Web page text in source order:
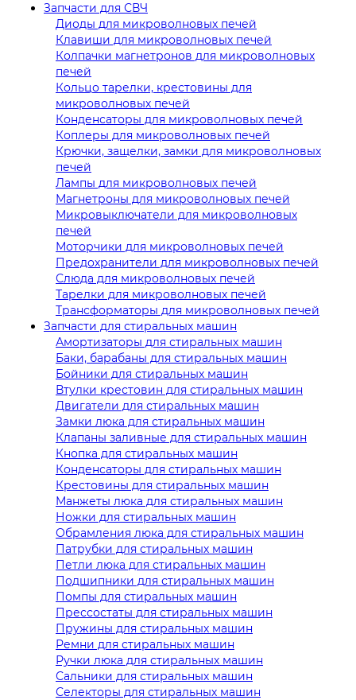
Запчасти для СВЧ
Диоды для микроволновых печей
Клавиши для микроволновых печей
Колпачки магнетронов для микроволновых
печей
Кольцо тарелки, крестовины для
микроволновых печей
Конденсаторы для микроволновых печей
Коплеры для микроволновых печей
Крючки, защелки, замки для микроволновых
печей
Лампы для микроволновых печей
Магнетроны для микроволновых печей
Микровыключатели для микроволновых
печей
Моторчики для микроволновых печей
Предохранители для микроволновых печей
Слюда для микроволновых печей
Тарелки для микроволновых печей
Трансформаторы для микроволновых печей
Запчасти для стиральных машин
Амортизаторы для стиральных машин
Баки, барабаны для стиральных машин
Бойники для стиральных машин
Втулки крестовин для стиральных машин
Двигатели для стиральных машин
Замки люка для стиральных машин
Клапаны заливные для стиральных машин
Кнопка для стиральных машин
Конденсаторы для стиральных машин
Крестовины для стиральных машин
Манжеты люка для стиральных машин
Ножки для стиральных машин
Обрамления люка для стиральных машин
Патрубки для стиральных машин
Петли люка для стиральных машин
Подшипники для стиральных машин
Помпы для стиральных машин
Прессостаты для стиральных машин
Пружины для стиральных машин
Ремни для стиральных машин
Ручки люка для стиральных машин
Сальники для стиральных машин
Селекторы для стиральных машин